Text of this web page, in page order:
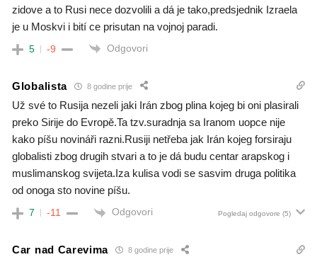
zidove a to Rusi nece dozvolili a dá je tako,predsjednik Izraela
je u Moskvi i bití ce prisutan na vojnoj paradi.
5 -9 Odgovori
Globalista 8 godine prije
Už své to Rusija nezeli jaki Irán zbog plina kojeg bi oni plasirali
preko Sirije do Evropě.Ta tzv.suradnja sa Iranom uopce nije
kako píšu novináři razni.Rusiji netřeba jak Irán kojeg forsiraju
globalisti zbog drugih stvari a to je dá budu centar arapskog i
muslimanskog svijeta.Iza kulisa vodi se sasvim druga politika
od onoga sto novine píšu.
7 -11 Odgovori Pogledaj odgovore (5)
Car nad Carevima 8 godine prije